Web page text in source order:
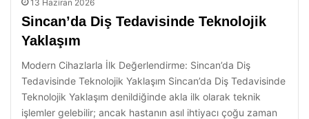
13 Haziran 2026
Sincan’da Diş Tedavisinde Teknolojik
Yaklaşım
Modern Cihazlarla İlk Değerlendirme: Sincan’da Diş
Tedavisinde Teknolojik Yaklaşım Sincan’da Diş Tedavisinde
Teknolojik Yaklaşım denildiğinde akla ilk olarak teknik
işlemler gelebilir; ancak hastanın asıl ihtiyacı çoğu zaman